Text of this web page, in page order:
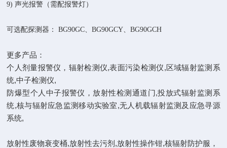
9)声光报警（需配报警灯）
可选配探测器： BG90GC、BG90GCY、BG90GCH
更多产品：
个人剂量报警仪，辐射检测仪,表面污染检测仪,区域辐射监测系
统,中子检测仪,
防爆型个人中子报警仪，放射性检测通道门,投放式辐射监测系
统,核与辐射应急监测移动实验室,无人机载辐射监测及应急寻源
系统,
放射性废物衰变桶,放射性去污剂,放射性操作钳,核辐射防护服，